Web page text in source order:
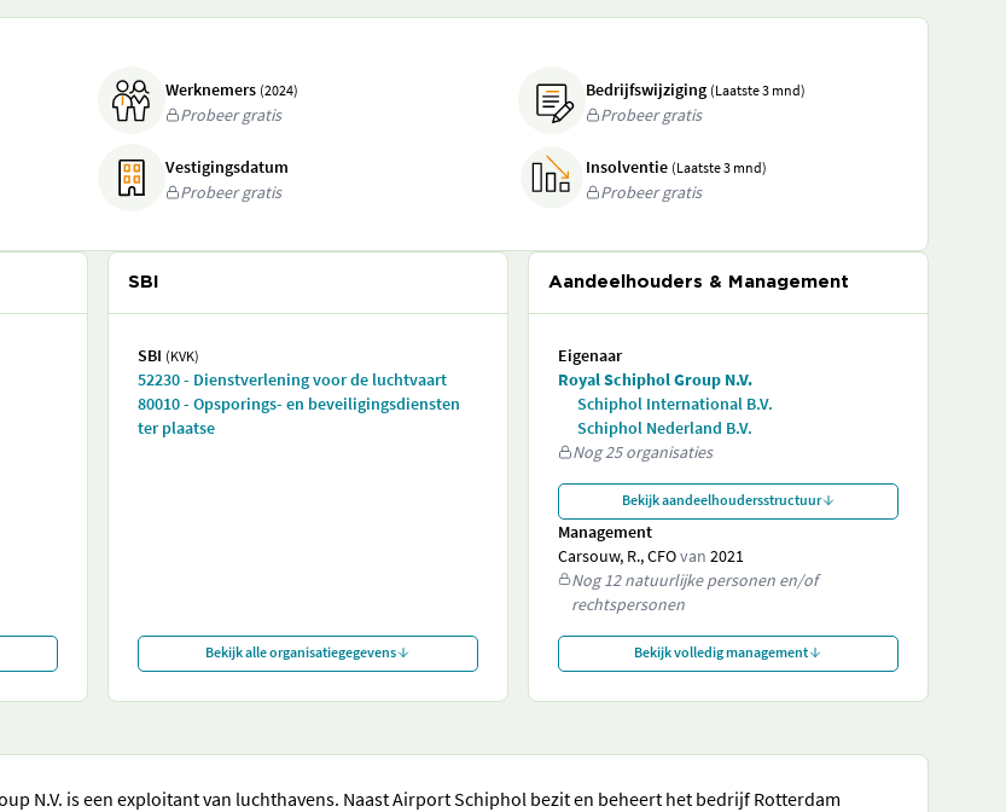
Werknemers (2024)
Probeer gratis
Bedrijfswijziging (Laatste 3 mnd)
Probeer gratis
Vestigingsdatum
Probeer gratis
Insolventie (Laatste 3 mnd)
Probeer gratis
SBI
SBI (KVK)
52230 - Dienstverlening voor de luchtvaart
80010 - Opsporings- en beveiligingsdiensten
ter plaatse
Bekijk alle organisatiegegevens
Aandeelhouders & Management
Eigenaar
Royal Schiphol Group N.V.
Schiphol International B.V.
Schiphol Nederland B.V.
Nog 25 organisaties
Bekijk aandeelhoudersstructuur
Management
Carsouw, R., CFOvan 2021
Nog 12 natuurlijke personen en/of
rechtspersonen
Bekijk volledig management
N.V. is een exploitant van luchthavens. Naast Airport Schiphol bezit en beheert het bedrijf Rotterdam